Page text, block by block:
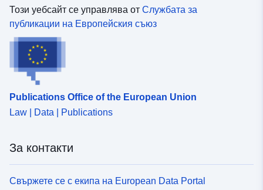
Този уебсайт се управлява от Службата за
публикации на Европейския съюз
Publications Office of the European Union
Law | Data | Publications
За контакти
Свържете се с екипа на European Data Portal